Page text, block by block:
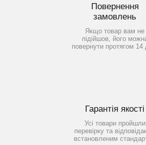
Повернення
замовлень
Якщо товар вам не
підійшов, його
повернути протягом 14
Гарантія якості
Усі товари пройшли
перевірку та
встановленим